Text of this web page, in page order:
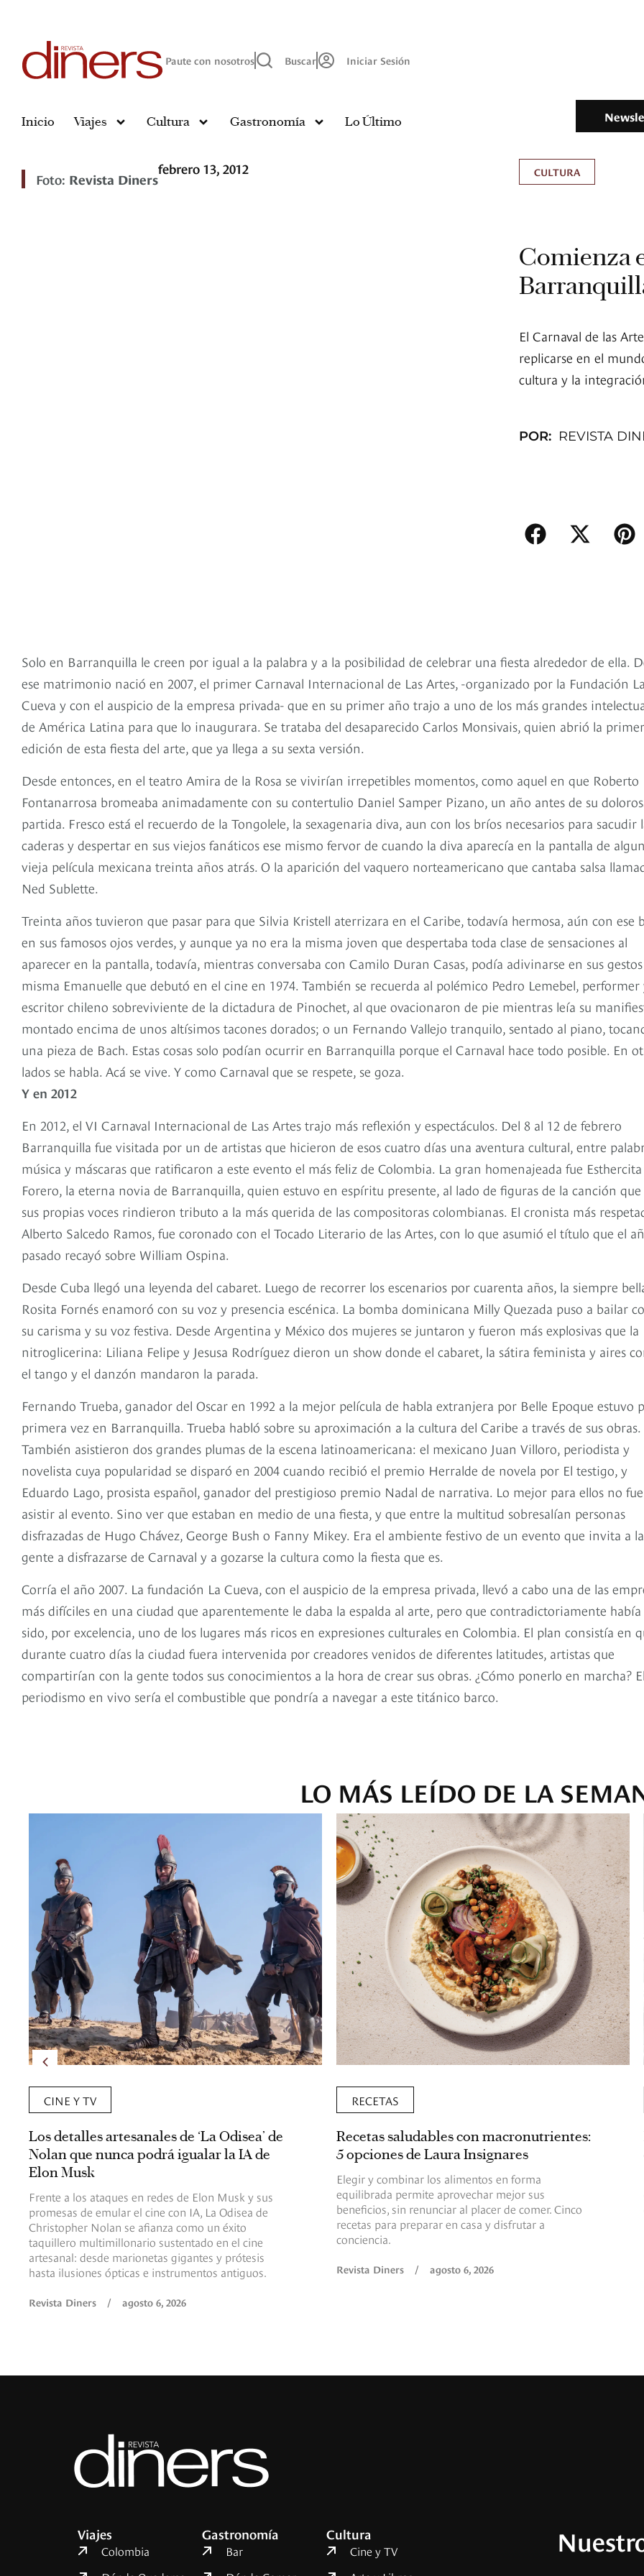
Paute con nosotros Buscar Iniciar Sesión
Inicio Viajes Cultura Gastronomía Lo Último
Foto: Revista Diners
febrero 13, 2012 CULTURA
Comienza
El Carnaval de las
replicarse en el
cultura y la
POR: REVISTA
Solo en Barranquilla le creen por igual a la palabra y a la posibilidad de celebrar una fiesta alrededor de ella.
ese matrimonio nació en 2007, el primer Carnaval Internacional de Las Artes, -organizado por la Fundación La
Cueva y con el auspicio de la empresa privada- que en su primer año trajo a uno de los más grandes
de América Latina para que lo inaugurara. Se trataba del desaparecido Carlos Monsivais, quien abrió la
edición de esta fiesta del arte, que ya llega a su sexta versión.
Desde entonces, en el teatro Amira de la Rosa se vivirían irrepetibles momentos, como aquel en que Roberto
Fontanarrosa bromeaba animadamente con su contertulio Daniel Samper Pizano, un año antes de su
partida. Fresco está el recuerdo de la Tongolele, la sexagenaria diva, aun con los bríos necesarios para sacudir
caderas y despertar en sus viejos fanáticos ese mismo fervor de cuando la diva aparecía en la pantalla de
vieja película mexicana treinta años atrás. O la aparición del vaquero norteamericano que cantaba salsa
Ned Sublette.
Treinta años tuvieron que pasar para que Silvia Kristell aterrizara en el Caribe, todavía hermosa, aún con ese
en sus famosos ojos verdes, y aunque ya no era la misma joven que despertaba toda clase de sensaciones al
aparecer en la pantalla, todavía, mientras conversaba con Camilo Duran Casas, podía adivinarse en sus
misma Emanuelle que debutó en el cine en 1974. También se recuerda al polémico Pedro Lemebel, performer
escritor chileno sobreviviente de la dictadura de Pinochet, al que ovacionaron de pie mientras leía su
montado encima de unos altísimos tacones dorados; o un Fernando Vallejo tranquilo, sentado al piano,
una pieza de Bach. Estas cosas solo podían ocurrir en Barranquilla porque el Carnaval hace todo posible. En
lados se habla. Acá se vive. Y como Carnaval que se respete, se goza.
Y en 2012
En 2012, el VI Carnaval Internacional de Las Artes trajo más reflexión y espectáculos. Del 8 al 12 de febrero
Barranquilla fue visitada por un de artistas que hicieron de esos cuatro días una aventura cultural, entre
música y máscaras que ratificaron a este evento el más feliz de Colombia. La gran homenajeada fue Esthercita
Forero, la eterna novia de Barranquilla, quien estuvo en espíritu presente, al lado de figuras de la canción que
sus propias voces rindieron tributo a la más querida de las compositoras colombianas. El cronista más
Alberto Salcedo Ramos, fue coronado con el Tocado Literario de las Artes, con lo que asumió el título que el
pasado recayó sobre William Ospina.
Desde Cuba llegó una leyenda del cabaret. Luego de recorrer los escenarios por cuarenta años, la siempre
Rosita Fornés enamoró con su voz y presencia escénica. La bomba dominicana Milly Quezada puso a bailar
su carisma y su voz festiva. Desde Argentina y México dos mujeres se juntaron y fueron más explosivas que la
nitroglicerina: Liliana Felipe y Jesusa Rodríguez dieron un show donde el cabaret, la sátira feminista y aires
el tango y el danzón mandaron la parada.
Fernando Trueba, ganador del Oscar en 1992 a la mejor película de habla extranjera por Belle Epoque estuvo
primera vez en Barranquilla. Trueba habló sobre su aproximación a la cultura del Caribe a través de sus obras.
También asistieron dos grandes plumas de la escena latinoamericana: el mexicano Juan Villoro, periodista y
novelista cuya popularidad se disparó en 2004 cuando recibió el premio Herralde de novela por El testigo, y
Eduardo Lago, prosista español, ganador del prestigioso premio Nadal de narrativa. Lo mejor para ellos no fue
asistir al evento. Sino ver que estaban en medio de una fiesta, y que entre la multitud sobresalían personas
disfrazadas de Hugo Chávez, George Bush o Fanny Mikey. Era el ambiente festivo de un evento que invita a la
gente a disfrazarse de Carnaval y a gozarse la cultura como la fiesta que es.
Corría el año 2007. La fundación La Cueva, con el auspicio de la empresa privada, llevó a cabo una de las
más difíciles en una ciudad que aparentemente le daba la espalda al arte, pero que contradictoriamente había
sido, por excelencia, uno de los lugares más ricos en expresiones culturales en Colombia. El plan consistía en
durante cuatro días la ciudad fuera intervenida por creadores venidos de diferentes latitudes, artistas que
compartirían con la gente todos sus conocimientos a la hora de crear sus obras. ¿Cómo ponerlo en marcha? El
periodismo en vivo sería el combustible que pondría a navegar a este titánico barco.
LO MÁS LEÍDO DE LA
CINE Y TV
Los detalles artesanales de ‘La Odisea’ de
Nolan que nunca podrá igualar la IA de
Elon Musk
Frente a los ataques en redes de Elon Musk y sus
promesas de emular el cine con IA, La Odisea de
Christopher Nolan se afianza como un éxito
taquillero multimillonario sustentado en el cine
artesanal: desde marionetas gigantes y prótesis
hasta ilusiones ópticas e instrumentos antiguos.
Revista Diners / agosto 6, 2026
RECETAS
Recetas saludables con macronutrientes:
5 opciones de Laura Insignares
Elegir y combinar los alimentos en forma
equilibrada permite aprovechar mejor sus
beneficios, sin renunciar al placer de comer. Cinco
recetas para preparar en casa y disfrutar a
conciencia.
Revista Diners / agosto 6, 2026
Viajes
Colombia
Gastronomía
Bar
Cultura
Cine y TV